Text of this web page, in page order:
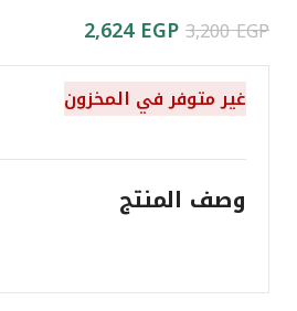
3,200EGP
2,624 EGP
غير متوفر في المخزون
وصف المنتج